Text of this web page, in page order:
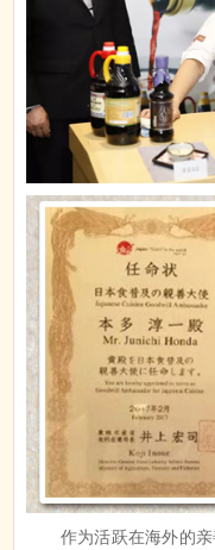
作为活跃在海外的